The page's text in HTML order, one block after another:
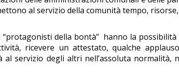
al servizio della comunità tempo,
della bontà” hanno la possibilità
ricevere un attestato, qualche
servizio degli altri nell’assoluta normalità,